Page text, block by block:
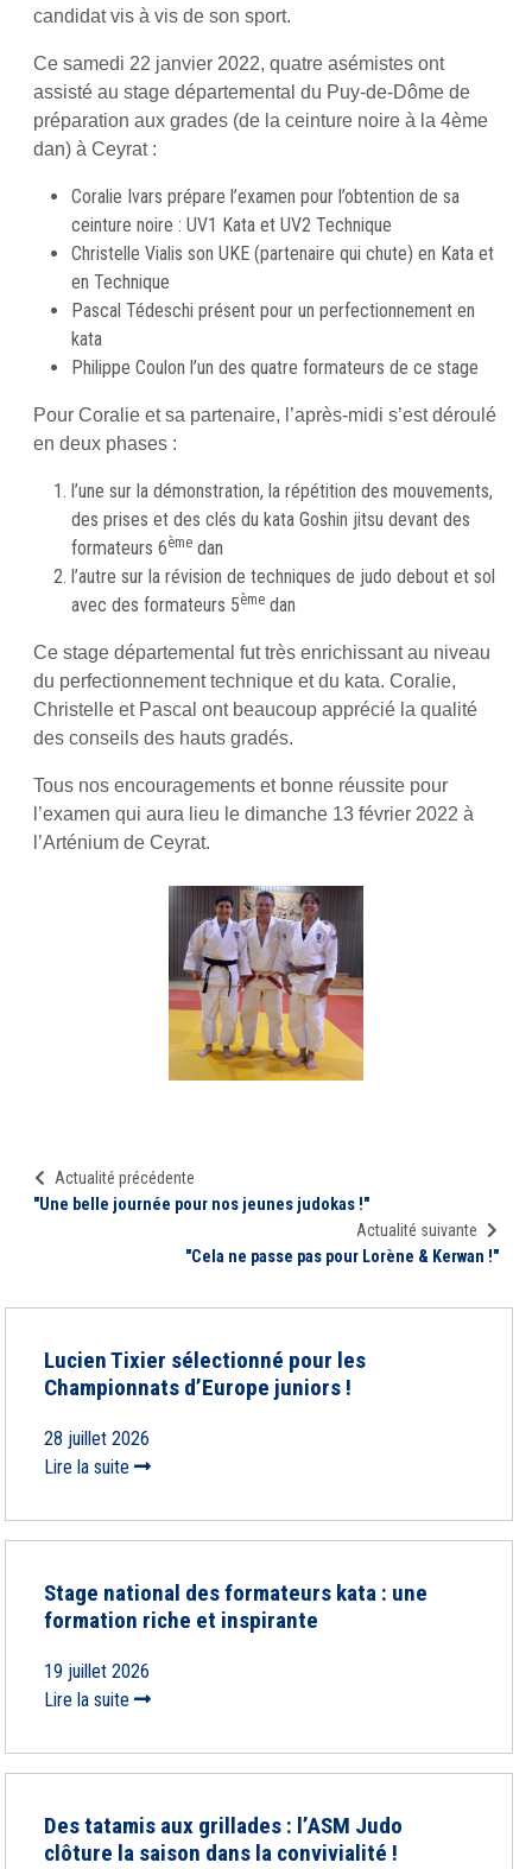
candidat vis à vis de son sport.
Ce samedi 22 janvier 2022, quatre asémistes ont
assisté au stage départemental du Puy-de-Dôme de
préparation aux grades (de la ceinture noire à la 4ème
dan) à Ceyrat :
Coralie Ivars prépare l’examen pour l’obtention de sa
ceinture noire : UV1 Kata et UV2 Technique
Christelle Vialis son UKE (partenaire qui chute) en Kata et
en Technique
Pascal Tédeschi présent pour un perfectionnement en
kata
Philippe Coulon l’un des quatre formateurs de ce stage
Pour Coralie et sa partenaire, l’après-midi s’est déroulé
en deux phases :
l’une sur la démonstration, la répétition des mouvements,
des prises et des clés du kata Goshin jitsu devant des
formateurs 6ème dan
l’autre sur la révision de techniques de judo debout et sol
avec des formateurs 5ème dan
Ce stage départemental fut très enrichissant au niveau
du perfectionnement technique et du kata. Coralie,
Christelle et Pascal ont beaucoup apprécié la qualité
des conseils des hauts gradés.
Tous nos encouragements et bonne réussite pour
l’examen qui aura lieu le dimanche 13 février 2022 à
l’Arténium de Ceyrat.
Actualité précédente
"Une belle journée pour nos jeunes judokas !"
Actualité suivante
"Cela ne passe pas pour Lorène & Kerwan !"
Lucien Tixier sélectionné pour les
Championnats d’Europe juniors !
28 juillet 2026
Lire la suite
Stage national des formateurs kata : une
formation riche et inspirante
19 juillet 2026
Lire la suite
Des tatamis aux grillades : l’ASM Judo
clôture la saison dans la convivialité !